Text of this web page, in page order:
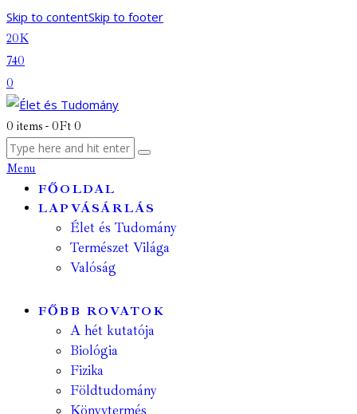
Skip to contentSkip to footer
20K
740
0
0 items - 0Ft 0
Menu
FŐOLDAL
LAPVÁSÁRLÁS
Élet és Tudomány
Természet Világa
Valóság
FŐBB ROVATOK
A hét kutatója
Biológia
Fizika
Földtudomány
Könyvtermés